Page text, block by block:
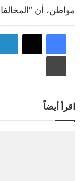
مواطن، أن
اقرأ أيضاً